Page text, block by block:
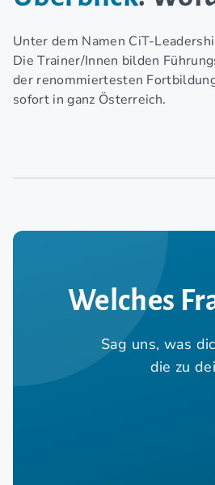
Unter dem Namen CiT-
Die Trainer/Innen bilden
der renommiertesten
sofort in ganz Österreich.
Welches
Sag uns, was
die zu